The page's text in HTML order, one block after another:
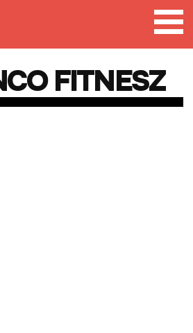
FITNESZ